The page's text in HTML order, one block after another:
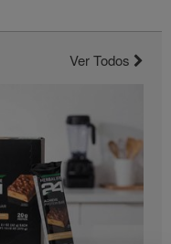
Ver Todos